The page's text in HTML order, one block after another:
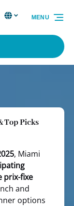
Select
your
Select Language▼
MENU
Top Picks
, Miami
prix-fixe
and
options